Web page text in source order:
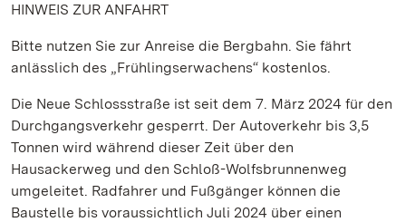
HINWEIS ZUR ANFAHRT
Bitte nutzen Sie zur Anreise die Bergbahn. Sie fährt
anlässlich des „Frühlingserwachens“ kostenlos.
Die Neue Schlossstraße ist seit dem 7. März 2024 für den
Durchgangsverkehr gesperrt. Der Autoverkehr bis 3,5
Tonnen wird während dieser Zeit über den
Hausackerweg und den Schloß-Wolfsbrunnenweg
umgeleitet. Radfahrer und Fußgänger können die
Baustelle bis voraussichtlich Juli 2024 über einen